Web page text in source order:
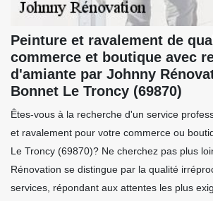
Peinture et ravalement de
commerce et boutique avec
d'amiante par Johnny
Bonnet Le Troncy (69870)
Êtes-vous à la recherche d'un service
et ravalement pour votre commerce ou
Le Troncy (69870)? Ne cherchez pas plus
Rénovation se distingue par la qualité
services, répondant aux attentes les plus